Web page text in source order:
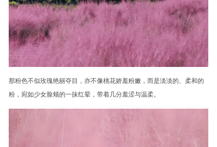
那粉色不似玫瑰艳丽夺目，亦不像桃花娇羞粉嫩，而是淡淡的、柔和的
粉，宛如少女脸颊的一抹红晕，带着几分羞涩与温柔。